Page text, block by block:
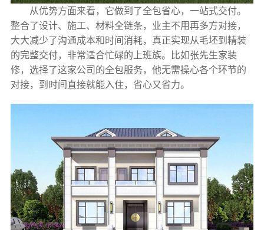
从优势方面来看，它做到了全包省心，一站式交付。
整合了设计、施工、材料全链条，业主不用再多方对接，
大大减少了沟通成本和时间消耗，真正实现从毛坯到精装
的完整交付，非常适合忙碌的上班族。比如张先生家装
修，选择了这家公司的全包服务，他无需操心各个环节的
对接，到时间直接就能入住，省心又省力。